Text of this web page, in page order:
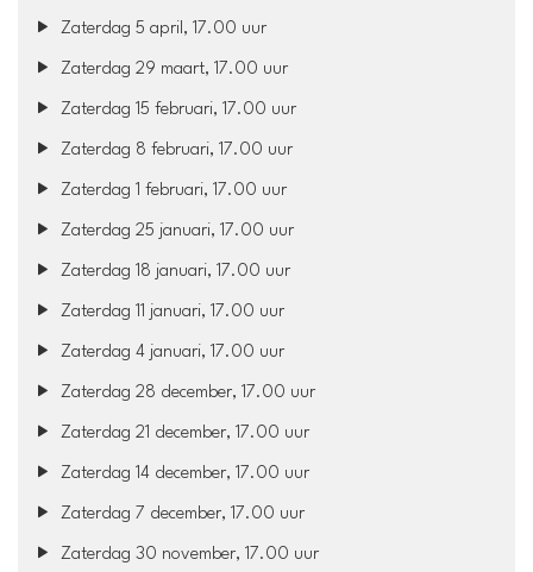
Zaterdag 5 april, 17.00 uur
Zaterdag 29 maart, 17.00 uur
Zaterdag 15 februari, 17.00 uur
Zaterdag 8 februari, 17.00 uur
Zaterdag 1 februari, 17.00 uur
Zaterdag 25 januari, 17.00 uur
Zaterdag 18 januari, 17.00 uur
Zaterdag 11 januari, 17.00 uur
Zaterdag 4 januari, 17.00 uur
Zaterdag 28 december, 17.00 uur
Zaterdag 21 december, 17.00 uur
Zaterdag 14 december, 17.00 uur
Zaterdag 7 december, 17.00 uur
Zaterdag 30 november, 17.00 uur